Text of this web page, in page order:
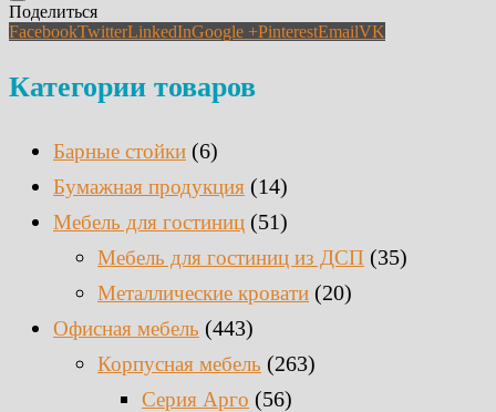
Поделиться
FacebookTwitterLinkedInGoogle +PinterestEmailVK
Категории товаров
Барные стойки (6)
Бумажная продукция (14)
Мебель для гостиниц (51)
Мебель для гостиниц из ДСП (35)
Металлические кровати (20)
Офисная мебель (443)
Корпусная мебель (263)
Серия Арго (56)